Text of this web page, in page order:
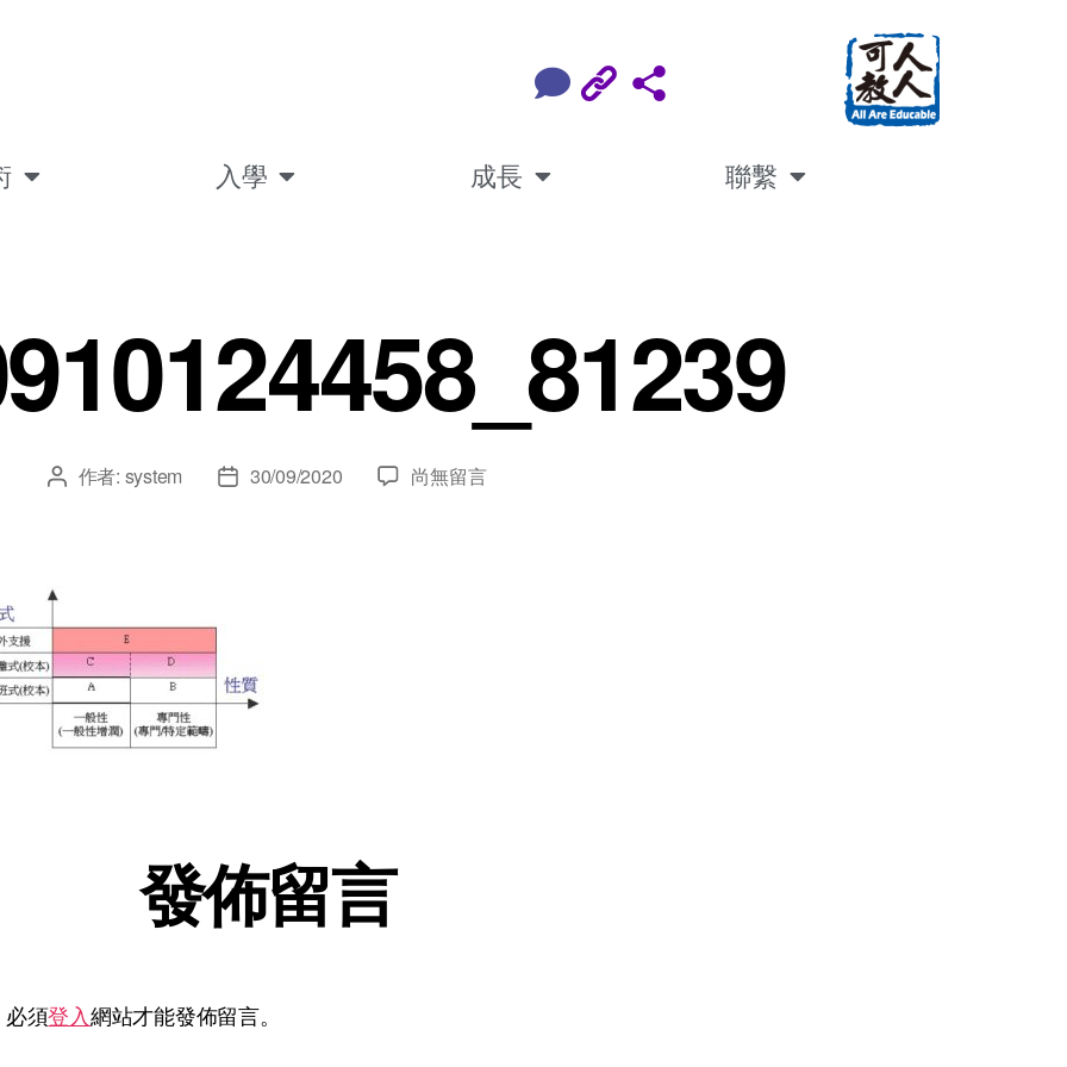
入學 成長 聯繫
作者: system 30/09/2020 尚無留言
發佈留言
須登入網站才能發佈留言。